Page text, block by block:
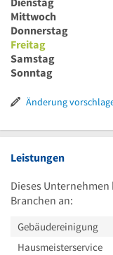
Mittwoch
Donnerstag
Freitag
Samstag
Sonntag
Änderung
Leistungen
Dieses
Branchen an:
Gebäudereinigung
Hausmeisterservice